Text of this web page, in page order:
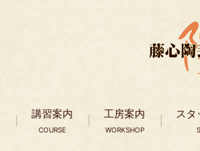
講習案内
COURSE
工房案内
WORKSHOP
スタ